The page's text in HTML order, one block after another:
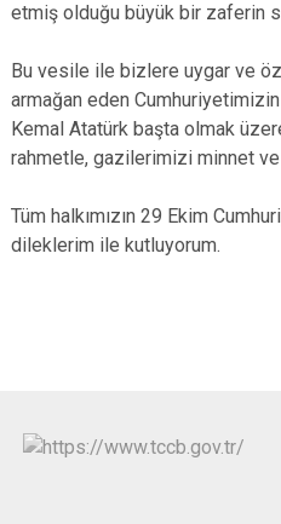
etmiş olduğu büyük bir zaferin
Bu vesile ile bizlere uygar ve
armağan eden
Kemal Atatürk başta olmak
rahmetle, gazilerimizi minnet ve
Tüm halkımızın 29 Ekim
dileklerim ile kutluyorum.